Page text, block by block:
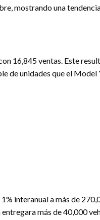
mostrando una
16,845 ventas. Este
de unidades que el
interanual a más de
más de 40,000